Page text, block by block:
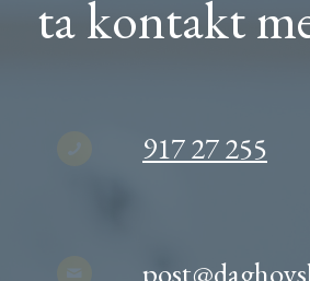
ta kontakt
917 27 255